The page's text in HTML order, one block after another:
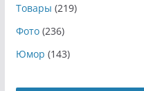
Товары (219)
Фото(236)
Юмор (143)